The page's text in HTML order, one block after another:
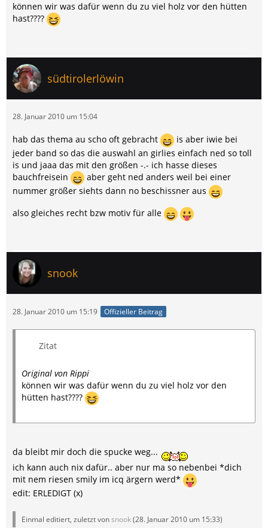
können wir was dafür wenn du zu viel holz vor den hütten
hast????
südtirolerlöwin
28. Januar 2010 um 15:04
hab das thema au scho oft gebracht
is aber iwie bei
jeder band so das die auswahl an girlies einfach ned so toll
is und jaaa das mit den größen -.- ich hasse dieses
bauchfreisein
aber geht ned anders weil bei einer
nummer größer siehts dann no beschissner aus
also gleiches recht bzw motiv für alle
snook
28. Januar 2010 um 15:19 Offizieller Beitrag
Zitat
Original von Rippi
können wir was dafür wenn du zu viel holz vor den
hütten hast????
da bleibt mir doch die spucke weg...
ich kann auch nix dafür.. aber nur ma so nebenbei *dich
mit nem riesen smily im icq ärgern werd*
edit: ERLEDIGT (x)
Einmal editiert, zuletzt vonsnook(28. Januar 2010 um 15:33)